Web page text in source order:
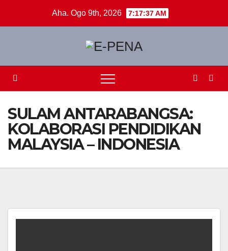
Aha. Ogo 9th, 2026 7:17:38 AM
SULAM ANTARABANGSA:
KOLABORASI PENDIDIKAN
MALAYSIA – INDONESIA